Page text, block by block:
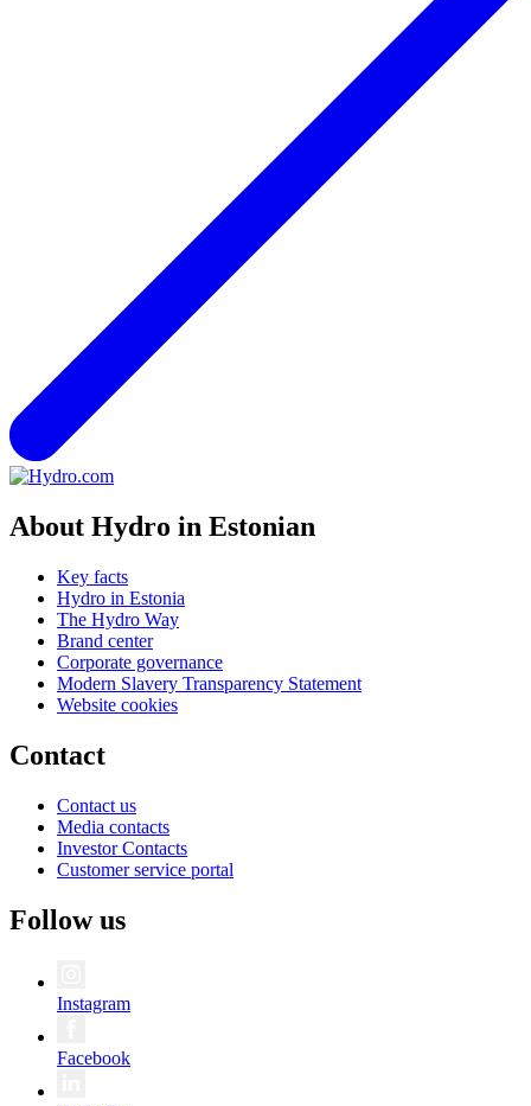
About Hydro in Estonian
Key facts
Hydro in Estonia
The Hydro Way
Brand center
Corporate governance
Modern Slavery Transparency Statement
Website cookies
Contact
Contact us
Media contacts
Investor Contacts
Customer service portal
Follow us
Instagram
Facebook